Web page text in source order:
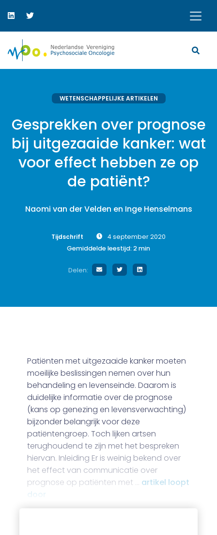
WETENSCHAPPELIJKE ARTIKELEN
Gesprekken over prognose
bij uitgezaaide kanker: wat
voor effect hebben ze op
de patiënt?
Naomi van der Velden en Inge Henselmans
Tijdschrift
4 september 2020
Gemiddelde leestijd: 2min
Delen:
Patiënten met uitgezaaide kanker moeten
moeilijke beslissingen nemen over hun
behandeling en levenseinde. Daarom is
duidelijke informatie over de prognose
(kans op genezing en levensverwachting)
bijzonder belangrijk voor deze
patiëntengroep. Toch lijken artsen
terughoudend te zijn met het bespreken
hiervan. Inleiding Er is weinig bekend over
het effect van communicatie over
prognose op patiënten met … artikel loopt
door